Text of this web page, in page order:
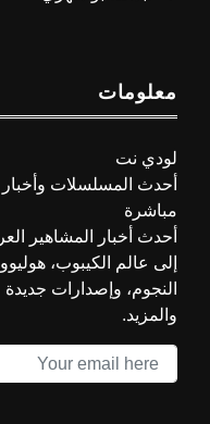
معلومات
لودي نت
أحدث المسلسلات وأخبار
مباشرة
أحدث أخبار المشاهير
إلى عالم الكيبوب،
النجوم، وإصدارات جديدة
والمزيد.